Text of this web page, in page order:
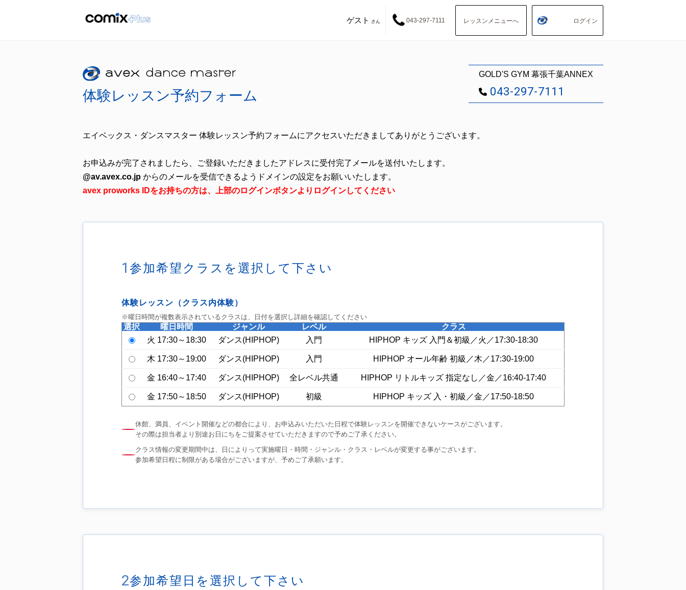
043-297-7111 レッスンメニューへ ログイン
ゲスト さん
体験レッスン予約フォーム
GOLD'S GYM 幕張千葉ANNEX
043-297-7111
エイベックス・ダンスマスター 体験レッスン予約フォームにアクセスいただきましてありがとうございます。
お申込みが完了されましたら、ご登録いただきましたアドレスに受付完了メールを送付いたします。
@av.avex.co.jp からのメールを受信できるようドメインの設定をお願いいたします。
avex proworks IDをお持ちの方は、上部のログインボタンよりログインしてください
1 参加希望クラスを選択して下さい
体験レッスン（クラス内体験）
※曜日時間が複数表示されているクラスは、日付を選択し詳細を確認してください
選択 曜日時間 ジャンル レベル
クラス
火 17:30～18:30
ダンス(HIPHOP) 入門 HIPHOP キッズ 入門＆初級／火／17:30-18:30
木 17:30～19:00 ダンス(HIPHOP) 入門 HIPHOP オール年齢 初級／木／17:30-19:00
金 16:40～17:40 ダンス(HIPHOP) 全レベル共通 HIPHOP リトルキッズ 指定なし／金／16:40-17:40
金 17:50～18:50 ダンス(HIPHOP) 初級 HIPHOP キッズ 入・初級／金／17:50-18:50
休館、満員、イベント開催などの都合により、お申込みいただいた日程で体験レッスンを開催できないケースがございます。
その際は担当者より別途お日にちをご提案させていただきますので予めご了承ください。
クラス情報の変更期間中は、日によりって実施曜日・時間・ジャンル・クラス・レベルが変更する事がございます。
参加希望日程に制限がある場合がございますが、予めご了承願います。
2参加希望日を選択して下さい